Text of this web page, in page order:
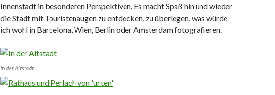
Innenstadt in besonderen Perspektiven. Es macht Spaß hin und wieder
die Stadt mit Touristenaugen zu entdecken, zu überlegen, was würde
ich wohl in Barcelona, Wien, Berlin oder Amsterdam fotografieren.
In der Altstadt